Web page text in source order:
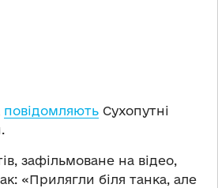
повідомляють Сухопутні
зафільмоване на відео,
«Прилягли біля танка, але